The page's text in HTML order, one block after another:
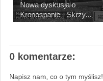
Nowa dyskusja o
Kronospanie - Skrzy...
0 komentarze:
Napisz nam, co o tym myślisz!